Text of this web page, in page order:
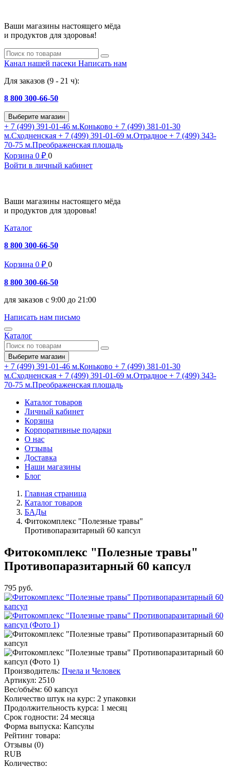
Ваши магазины настоящего мёда
и продуктов для здоровья!
Канал нашей пасеки Написать нам
Для заказов (9 - 21 ч):
8 800 300-66-50
Выберите магазин
+ 7 (499) 391-01-46 м.Коньково + 7 (499) 381-01-30
м.Сходненская + 7 (499) 391-01-69 м.Отрадное + 7 (499) 343-
70-75 м.Преображенская площадь
Корзина 0 ₽ 0
Войти в личный кабинет
Ваши магазины настоящего мёда
и продуктов для здоровья!
Каталог
8 800 300-66-50
Корзина 0 ₽ 0
8 800 300-66-50
для заказов с 9:00 до 21:00
Написать нам письмо
Каталог
Выберите магазин
+ 7 (499) 391-01-46 м.Коньково + 7 (499) 381-01-30
м.Сходненская + 7 (499) 391-01-69 м.Отрадное + 7 (499) 343-
70-75 м.Преображенская площадь
Каталог товаров
Личный кабинет
Корзина
Корпоративные подарки
О нас
Отзывы
Доставка
Наши магазины
Блог
Главная страница
Каталог товаров
БАДы
Фитокомплекс "Полезные травы"
Противопаразитарный 60 капсул
Фитокомплекс "Полезные травы"
Противопаразитарный 60 капсул
795 руб.
Производитель: Пчела и Человек
Артикул: 2510
Вес/объём: 60 капсул
Количество штук на курс: 2 упаковки
Продолжительность курса: 1 месяц
Срок годности: 24 месяца
Форма выпуска: Капсулы
Рейтинг товара:
Отзывы (0)
RUB
Количество: